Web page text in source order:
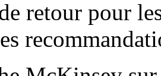
retour pour